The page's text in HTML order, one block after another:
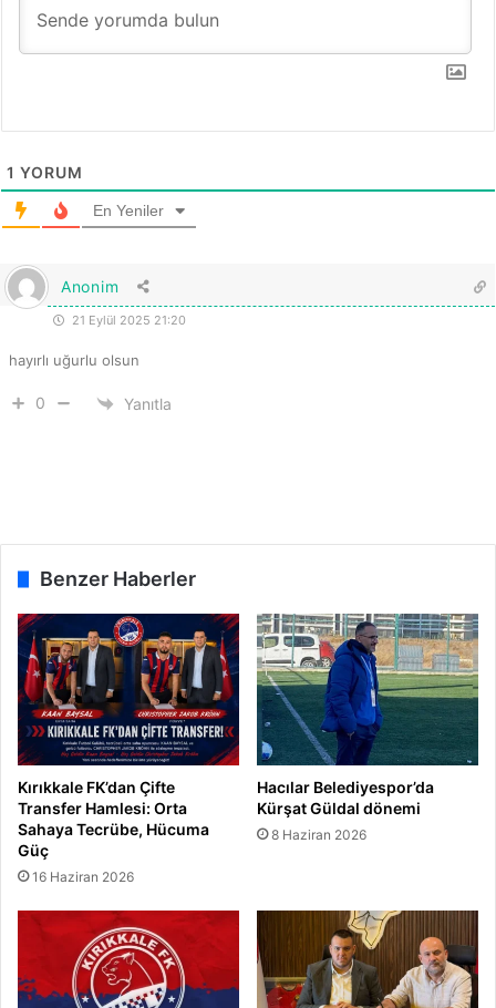
r
t
ı
1 YORUM
En Yeniler
Anonim
21 Eylül 2025 21:20
hayırlı uğurlu olsun
0 Yanıtla
Benzer Haberler
Kırıkkale FK’dan Çifte
Transfer Hamlesi: Orta
Sahaya Tecrübe, Hücuma
Güç
16 Haziran 2026
Hacılar Belediyespor’da
Kürşat Güldal dönemi
8 Haziran 2026